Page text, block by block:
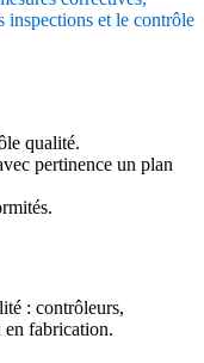
inspections et le contrôle
qualité.
pertinence un plan
: contrôleurs,
en fabrication.